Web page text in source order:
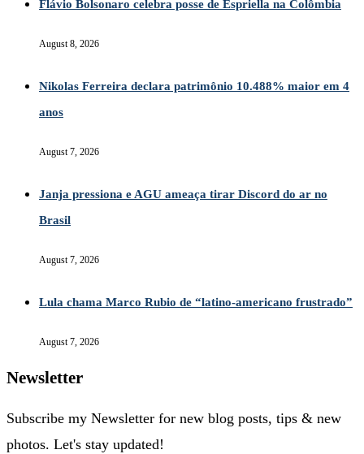
Flávio Bolsonaro celebra posse de Espriella na Colômbia
August 8, 2026
Nikolas Ferreira declara patrimônio 10.488% maior em 4
anos
August 7, 2026
Janja pressiona e AGU ameaça tirar Discord do ar no
Brasil
August 7, 2026
Lula chama Marco Rubio de “latino-americano frustrado”
August 7, 2026
Newsletter
Subscribe my Newsletter for new blog posts, tips & new
photos. Let's stay updated!